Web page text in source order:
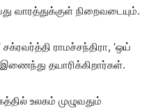
வாரத்துக்குள் நிறைவடையும்.
ராமச்சந்திரா, ‘ஒய்
தயாரிக்கிறார்கள்.
உலகம் முழுவதும்